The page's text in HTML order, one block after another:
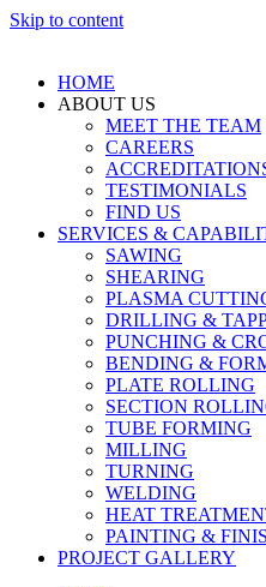
Skip to content
HOME
ABOUT US
MEET THE TEAM
CAREERS
TESTIMONIALS
FIND US
SERVICES &
SAWING
SHEARING
PLASMA
DRILLING &
PUNCHING &
BENDING &
PLATE ROLLING
SECTION
TUBE FORMING
MILLING
TURNING
WELDING
HEAT
PAINTING &
PROJECT GALLERY